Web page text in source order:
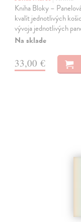
Kniha Bloky –
kvalít jednotlivých
vývoja jednotlivých
Na sklade
33,00 €